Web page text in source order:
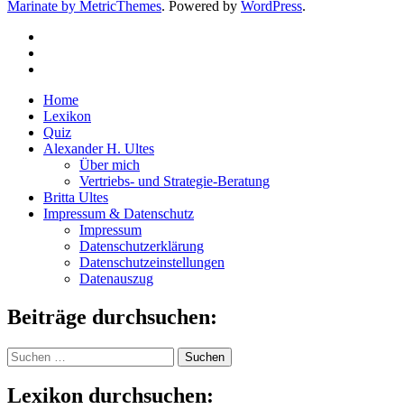
Marinate by MetricThemes. Powered by WordPress.
Home
Lexikon
Quiz
Alexander H. Ultes
Über mich
Vertriebs- und Strategie-Beratung
Britta Ultes
Impressum & Datenschutz
Impressum
Datenschutzerklärung
Datenschutzeinstellungen
Datenauszug
Beiträge durchsuchen:
Suchen
nach:
Lexikon durchsuchen: